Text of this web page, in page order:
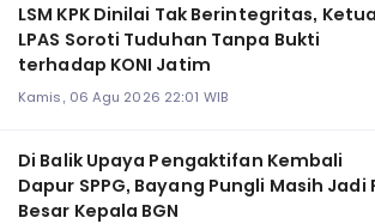
LSM KPK Dinilai Tak Berintegritas, Ketua
LPAS Soroti Tuduhan Tanpa Bukti
terhadap KONI Jatim
Kamis, 06 Agu 2026 22:01 WIB
Di Balik Upaya Pengaktifan Kembali
Dapur SPPG, Bayang Pungli Masih Jadi
Besar Kepala BGN